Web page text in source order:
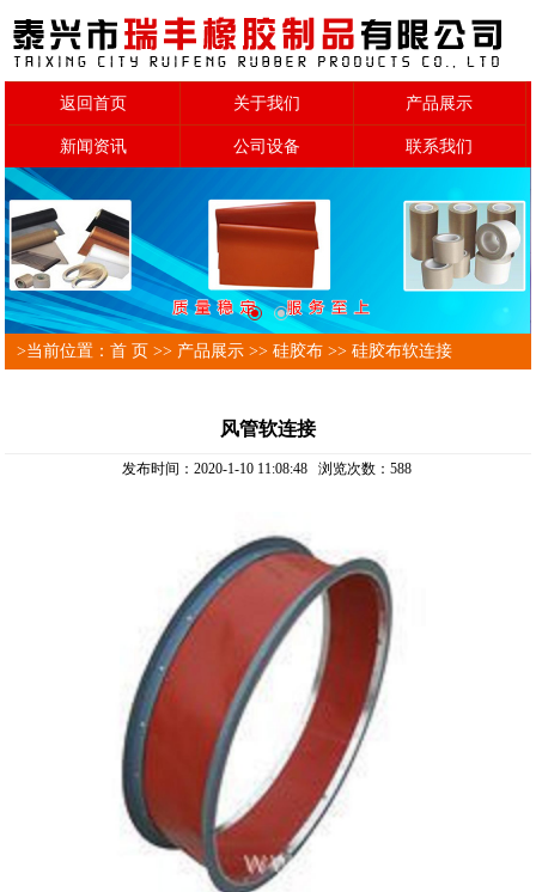
返回首页 关于我们 产品展示
新闻资讯 公司设备 联系我们
>当前位置：首 页 >> 产品展示 >>硅胶布 >>硅胶布软连接
风管软连接
发布时间：2020-1-10 11:08:48 浏览次数： 588